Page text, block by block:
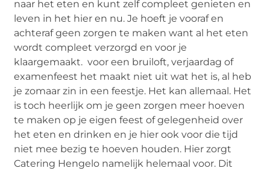
naar het eten en kunt zelf compleet genieten en
leven in het hier en nu. Je hoeft je vooraf en
achteraf geen zorgen te maken want al het eten
wordt compleet verzorgd en voor je
klaargemaakt. voor een bruiloft, verjaardag of
examenfeest het maakt niet uit wat het is, al heb
je zomaar zin in een feestje. Het kan allemaal. Het
is toch heerlijk om je geen zorgen meer hoeven
te maken op je eigen feest of gelegenheid over
het eten en drinken en je hier ook voor die tijd
niet mee bezig te hoeven houden. Hier zorgt
Catering Hengelo namelijk helemaal voor. Dit